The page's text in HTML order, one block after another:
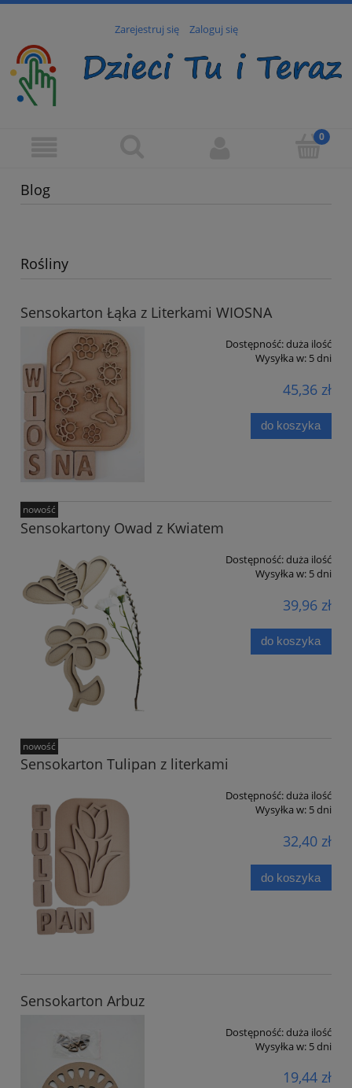
Zarejestruj się Zaloguj się
Blog
Rośliny
Sensokarton Łąka z Literkami WIOSNA
Dostępność:duża ilość
Wysyłka w: 5 dni
45,36 zł
do koszyka
Sensokartony Owad z Kwiatem
Dostępność:duża ilość
Wysyłka w: 5 dni
39,96 zł
do koszyka
nowość
Sensokarton Tulipan z literkami
Dostępność:duża ilość
Wysyłka w: 5 dni
32,40 zł
do koszyka
nowość
Sensokarton Arbuz
Dostępność:duża ilość
Wysyłka w: 5 dni
19,44 zł